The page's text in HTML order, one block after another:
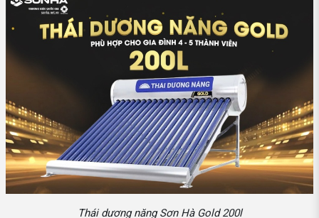
Thái dương năng Sơn Hà Gold 200l